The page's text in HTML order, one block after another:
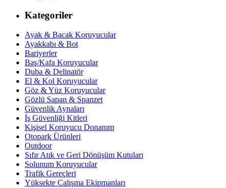
Kategoriler
Ayak & Bacak Koruyucular
Ayakkabı & Bot
Bariyerler
Baş/Kafa Koruyucular
Duba & Delinatör
El & Kol Koruyucular
Göz & Yüz Koruyucular
Gözlü Sapan & Spanzet
Güvenlik Aynaları
İş Güvenliği Kitleri
Kişisel Koruyucu Donanım
Otopark Ürünleri
Outdoor
Sıfır Atık ve Geri Dönüşüm Kutuları
Solunum Koruyucular
Trafik Gereçleri
Yüksekte Çalışma Ekipmanları